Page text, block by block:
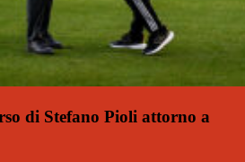
di Stefano Pioli attorno a